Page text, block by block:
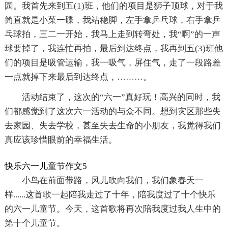
园。我首先来到五(1)班，他们的项目是狮子顶球，对于我
简直就是小菜一碟，我站稳脚，左手拿乒乓球，右手拿乒
乓球拍，三二一开始，我马上走到转弯处，我“啊”的一声
球要掉了，我连忙再拍，最后到达终点，我再到五(3)班他
们的项目是吸管运输，我一吸气，屏住气，走了一段路差
一点就掉下来最后到达终点，………。
活动结束了，这次的“六一”真好玩！高兴的同时，我
们都感觉到了这次六一活动的与众不同。想到灾区那些失
去家园、失去学校，甚至失去生命的小朋友，我觉得我们
真应该珍惜眼前的幸福生活。
快乐六一儿童节作文5
小鸟在前面带路，风儿吹向我们，我们象春天一
样......这首歌一起陪我走过了十年，陪我度过了十个快乐
的六一儿童节。今天，这首歌将再次陪我度过我人生中的
第十个儿童节。